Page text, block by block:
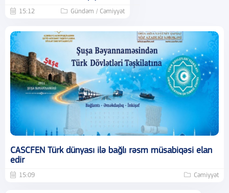
15:12 Gündəm / Cəmiyyət
CASCFEN Türk dünyası ilə bağlı rəsm müsabiqəsi elan
edir
15:09 Cəmiyyət